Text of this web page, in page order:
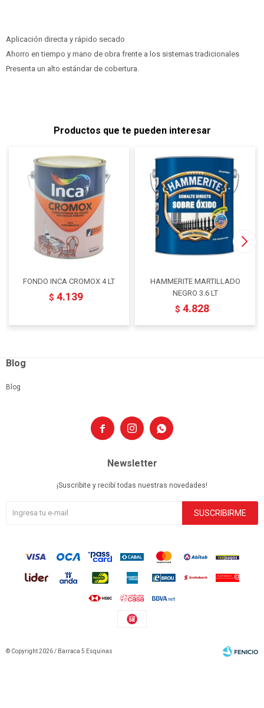
Aplicación directa y rápido secado
Ahorro en tiempo y mano de obra frente a los sistemas tradicionales
Presenta un alto estándar de cobertura.
Productos que te pueden interesar
FONDO INCA CROMOX 4 LT
$ 4.139
HAMMERITE MARTILLADO
NEGRO 3.6 LT
$ 4.828
  
Blog
Blog
Newsletter
¡Suscribite y recibí todas nuestras novedades!
SUSCRIBIRME
© Copyright 2026 / Barraca 5 Esquinas